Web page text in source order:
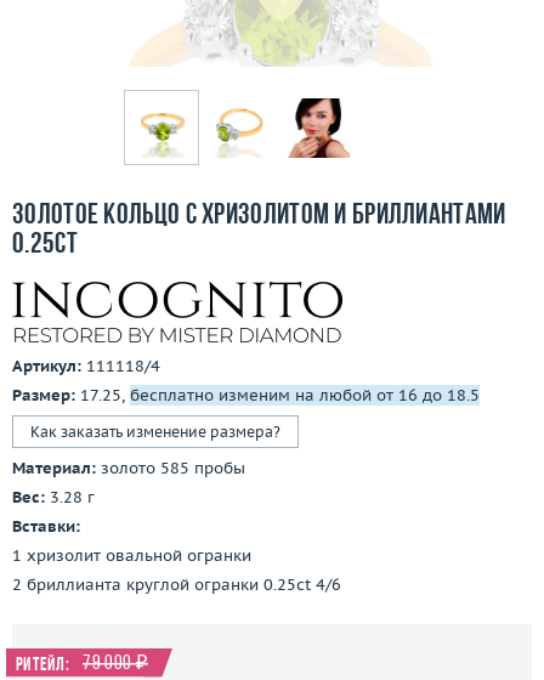
Бесплатная доставка
Покупка и оплата
Ломбард
Контакты
3D-тур по шоуруму
Заказать звонок
Золотое кольцо с хризолитом и бриллиантами
0.25ct
Артикул: 111118/4
Размер: 17.25, бесплатно изменим на любой от 16 до 18.5
Как заказать изменение размера?
Материал: золото 585 пробы
Вес: 3.28 г
Вставки:
1 хризолит овальной огранки
2 бриллианта круглой огранки 0.25ct 4/6
Ритейл: 79 000 ₽